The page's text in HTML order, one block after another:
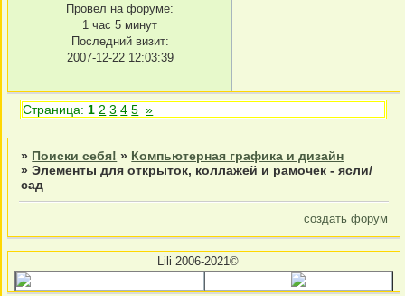
Провел на форуме:
1 час 5 минут
Последний визит:
2007-12-22 12:03:39
Страница: 1 2 3 4 5 »
» Поиски себя! » Компьютерная графика и дизайн
»Элементы для открыток, коллажей и рамочек - ясли/
сад
создать форум
Lili 2006-2021©